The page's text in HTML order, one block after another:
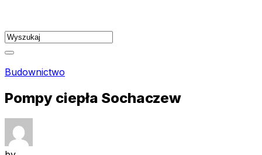
content
Budownictwo
Pompy ciepła Sochaczew